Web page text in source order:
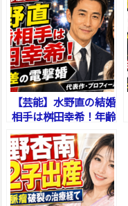
【芸能】水野直の結婚
相手は桝田幸希！年齢
差や馴れ初めは？